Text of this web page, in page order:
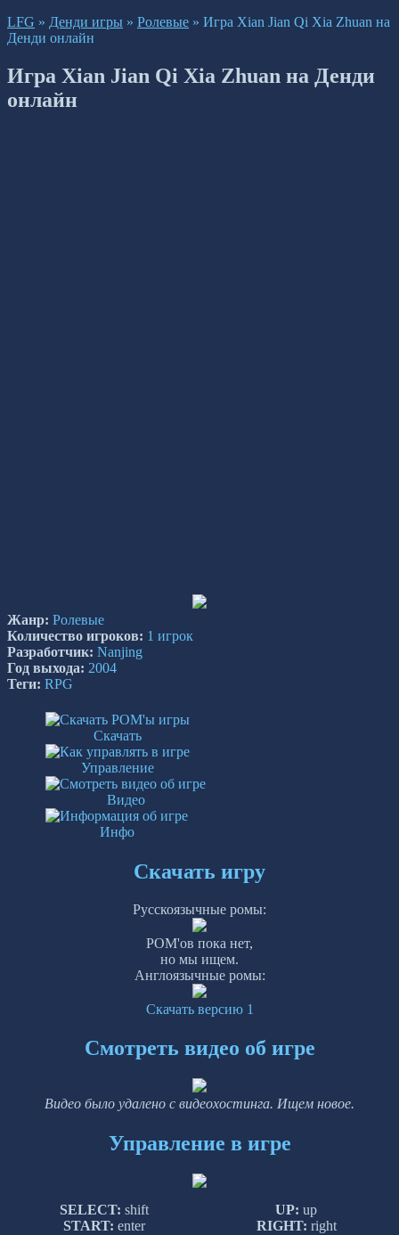
LFG » Денди игры » Ролевые » Игра Xian Jian Qi Xia Zhuan на
Денди онлайн
Игра Xian Jian Qi Xia Zhuan на Денди
онлайн
Жанр: Ролевые
Количество игроков: 1 игрок
Разработчик: Nanjing
Год выхода: 2004
Теги: RPG
Скачать
Управление
Видео
Инфо
Скачать игру
Русскоязычные ромы:
РОМ'ов пока нет,
но мы ищем.
Англоязычные ромы:
Скачать версию 1
Смотреть видео об игре
Видео было удалено с видеохостинга. Ищем новое.
Управление в игре
SELECT: shift
START: enter
UP: up
RIGHT: right